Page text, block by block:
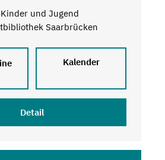
Kinder und Jugend
Saarbrücken
Kalender
Detail